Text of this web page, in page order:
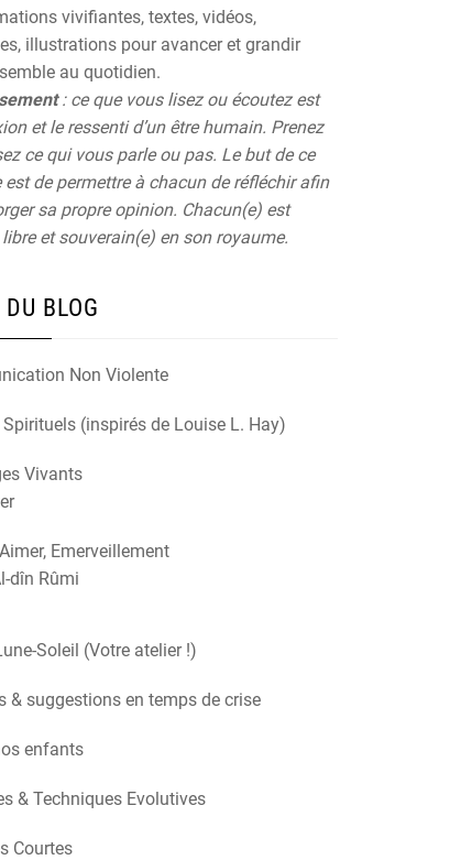
vivifiantes, textes, vidéos,
illustrations pour avancer et grandir
au quotidien.
: ce que vous lisez ou écoutez est
et le ressenti d’un être humain. Prenez
ce qui vous parle ou pas. Le but de ce
est de permettre à chacun de réfléchir afin
sa propre opinion. Chacun(e) est
et souverain(e) en son royaume.
BLOG
Non Violente
(inspirés de Louise L. Hay)
Vivants
Emerveillement
dîn Rûmi
Soleil (Votre atelier !)
& suggestions en temps de crise
enfants
& Techniques Evolutives
Courtes